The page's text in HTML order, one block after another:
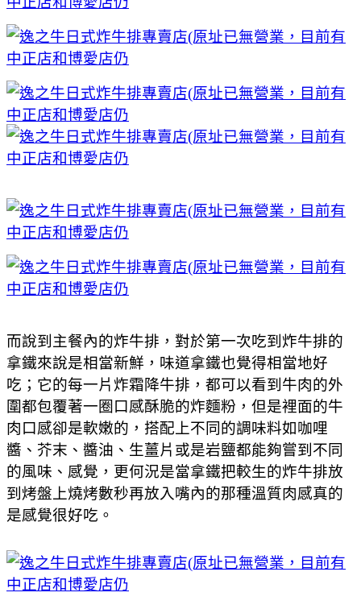
而說到主餐內的炸牛排，對於第一次吃到炸牛排的
拿鐵來說是相當新鮮，味道拿鐵也覺得相當地好
吃；它的每一片炸霜降牛排，都可以看到牛肉的外
圍都包覆著一圈口感酥脆的炸麵粉，但是裡面的牛
肉口感卻是軟嫩的，搭配上不同的調味料如咖哩
醬、芥末、醬油、生薑片或是岩鹽都能夠嘗到不同
的風味、感覺，更何況是當拿鐵把較生的炸牛排放
到烤盤上燒烤數秒再放入嘴內的那種溫質肉感真的
是感覺很好吃。